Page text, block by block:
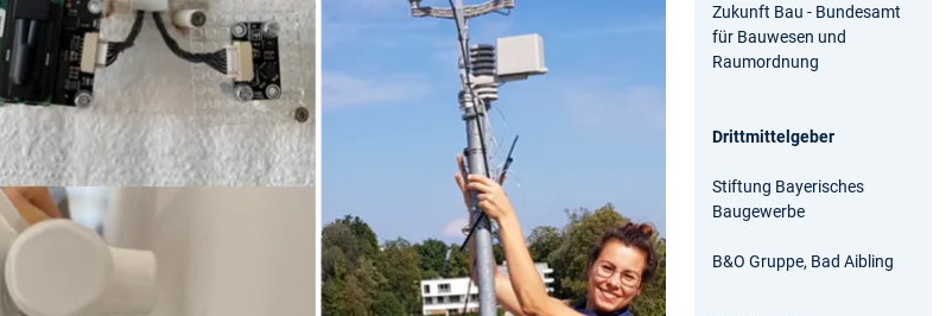
Zukunft Bau - Bundesamt
für Bauwesen und
Raumordnung
Drittmittelgeber
Stiftung Bayerisches
Baugewerbe
B&O Gruppe, Bad Aibling